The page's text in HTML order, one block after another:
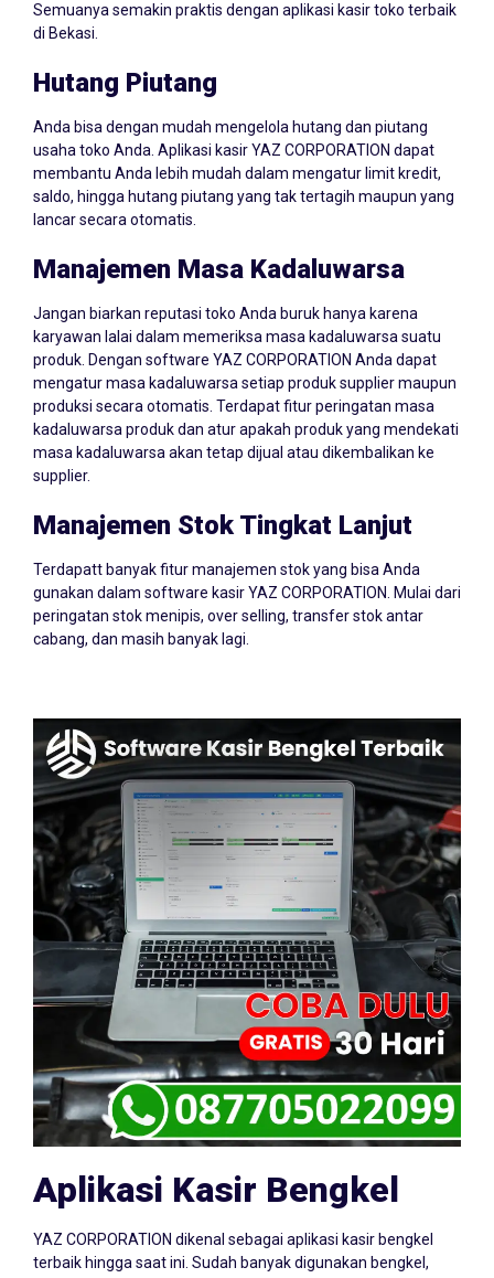
Semuanya semakin praktis dengan aplikasi kasir toko terbaik
di Bekasi.
Hutang Piutang
Anda bisa dengan mudah mengelola hutang dan piutang
usaha toko Anda. Aplikasi kasir YAZ CORPORATION dapat
membantu Anda lebih mudah dalam mengatur limit kredit,
saldo, hingga hutang piutang yang tak tertagih maupun yang
lancar secara otomatis.
Manajemen Masa Kadaluwarsa
Jangan biarkan reputasi toko Anda buruk hanya karena
karyawan lalai dalam memeriksa masa kadaluwarsa suatu
produk. Dengan software YAZ CORPORATION Anda dapat
mengatur masa kadaluwarsa setiap produk supplier maupun
produksi secara otomatis. Terdapat fitur peringatan masa
kadaluwarsa produk dan atur apakah produk yang mendekati
masa kadaluwarsa akan tetap dijual atau dikembalikan ke
supplier.
Manajemen Stok Tingkat Lanjut
Terdapatt banyak fitur manajemen stok yang bisa Anda
gunakan dalam software kasir YAZ CORPORATION. Mulai dari
peringatan stok menipis, over selling, transfer stok antar
cabang, dan masih banyak lagi.
Aplikasi Kasir Bengkel
YAZ CORPORATION dikenal sebagai aplikasi kasir bengkel
terbaik hingga saat ini. Sudah banyak digunakan bengkel,